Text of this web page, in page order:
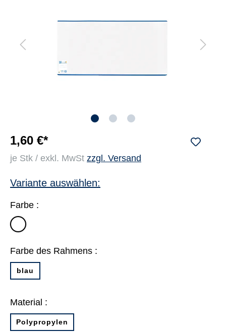
1,60 €*
je Stk / exkl. MwSt zzgl. Versand
Variante auswählen:
Farbe :
transparent
Farbe des Rahmens :
blau
Material :
Polypropylen